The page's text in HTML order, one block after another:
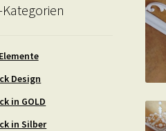
Design
in GOLD
in Silber